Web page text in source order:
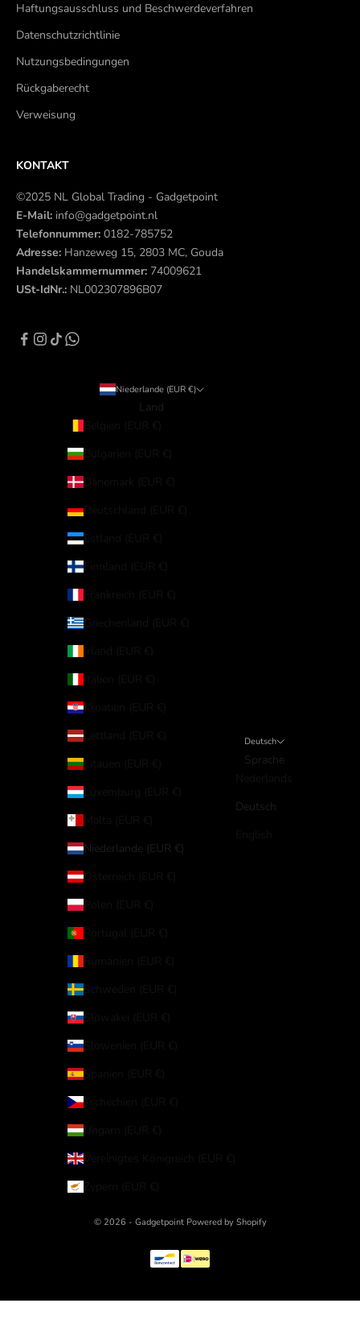
Haftungsausschluss und Beschwerdeverfahren
Datenschutzrichtlinie
Nutzungsbedingungen
Rückgaberecht
Verweisung
KONTAKT
©2025 NL Global Trading - Gadgetpoint
E-Mail: info@gadgetpoint.nl
Telefonnummer: 0182-785752
Adresse: Hanzeweg 15, 2803 MC, Gouda
Handelskammernummer: 74009621
USt-IdNr.: NL002307896B07
Niederlande (EUR €)
Land
Niederlande (EUR €)
Deutsch
Sprache
Deutsch
© 2026 - Gadgetpoint Powered by Shopify